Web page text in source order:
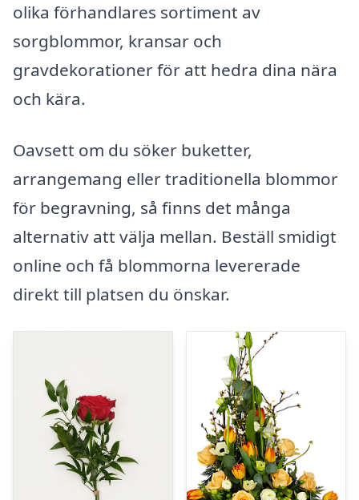
olika förhandlares sortiment av
sorgblommor, kransar och
gravdekorationer för att hedra dina nära
och kära.
Oavsett om du söker buketter,
arrangemang eller traditionella blommor
för begravning, så finns det många
alternativ att välja mellan. Beställ smidigt
online och få blommorna levererade
direkt till platsen du önskar.